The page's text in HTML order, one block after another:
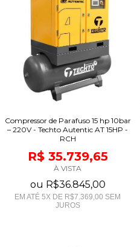
Compressor de Parafuso 15 hp 10bar
– 220V - Techto Autentic AT 15HP -
RCH
R$ 35.739,65
À VISTA
ou R$36.845,00
EM ATÉ 5X DE R$7.369,00 SEM
JUROS